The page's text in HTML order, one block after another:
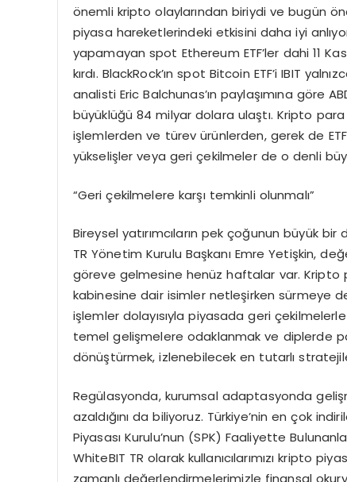
önemli kripto olaylarından biriydi ve bugün
piyasa hareketlerindeki etkisini daha iyi
yapamayan spot Ethereum ETF’ler dahi 11
kırdı. BlackRock’ın spot Bitcoin ETF’i IBIT
analisti Eric Balchunas’ın paylaşımına göre
büyüklüğü 84 milyar dolara ulaştı. Kripto
işlemlerden ve türev ürünlerden, gerek de
yükselişler veya geri çekilmeler de o denli
“Geri çekilmelere karşı temkinli olunmalı”
Bireysel yatırımcıların pek çoğunun büyük
TR Yönetim Kurulu Başkanı Emre Yetişkin,
göreve gelmesine henüz haftalar var. Kripto
kabinesine dair isimler netleşirken sürmeye
işlemler dolayısıyla piyasada geri
temel gelişmelere odaklanmak ve diplerde
dönüştürmek, izlenebilecek en tutarlı
Regülasyonda, kurumsal adaptasyonda
azaldığını da biliyoruz. Türkiye’nin en çok
Piyasası Kurulu’nun (SPK) Faaliyette
WhiteBIT TR olarak kullanıcılarımızı kripto
zamanlı değerlendirmelerimizle finansal